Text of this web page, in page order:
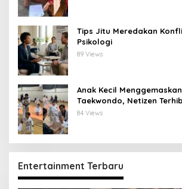
Tips Jitu Meredakan
Psikologi
89 Views
Anak Kecil
Taekwondo, Netizen
84 Views
Entertainment Terbaru